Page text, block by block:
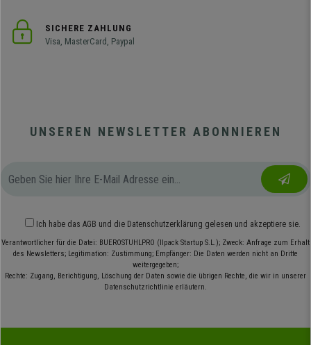
SICHERE ZAHLUNG
Visa, MasterCard, Paypal
UNSEREN NEWSLETTER ABONNIEREN
Ich habe das AGB und die Datenschutzerklärung gelesen und akzeptiere sie.
Verantwortlicher für die Datei: BUEROSTUHLPRO (Ilpack Startup S.L.); Zweck: Anfrage zum Erhalt
des Newsletters; Legitimation: Zustimmung; Empfänger: Die Daten werden nicht an Dritte
weitergegeben;
Rechte: Zugang, Berichtigung, Löschung der Daten sowie die übrigen Rechte, die wir in unserer
Datenschutzrichtlinie erläutern.